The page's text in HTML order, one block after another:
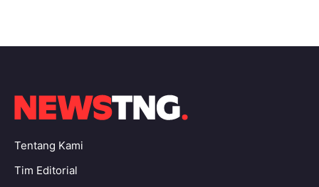
Tentang Kami
Tim Editorial